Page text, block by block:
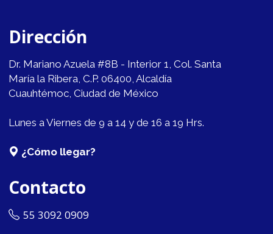
Dirección
Dr. Mariano Azuela #8B - Interior 1, Col. Santa
María la Ribera, C.P. 06400, Alcaldía
Cuauhtémoc, Ciudad de México
Lunes a Viernes de 9 a 14 y de 16 a 19 Hrs.
¿Cómo llegar?
Contacto
55 3092 0909